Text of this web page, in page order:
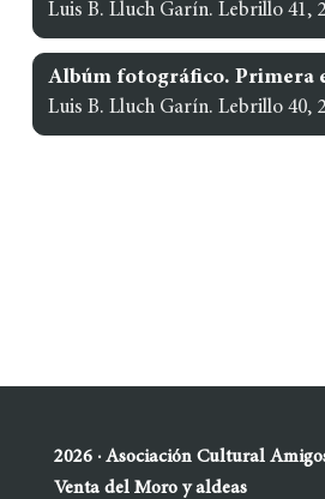
Luis B. Lluch Garín. Lebrillo 41,
Albúm fotográfico. Primera
Luis B. Lluch Garín. Lebrillo 40,
2026 · Asociación Cultural
Venta del Moro y aldeas